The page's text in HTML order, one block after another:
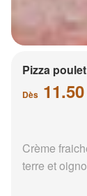
Pizza
Dès
Crème
terre et